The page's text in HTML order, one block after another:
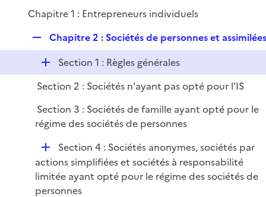
i
e
r
p
r
Chapitre 1 : Entrepreneurs individuels
e
p
l
i
e
r
Chapitre 2 : Sociétés de personnes et
D
é
p
l
i
Section 1 : Règles générales
Section 2 : Sociétés n'ayant pas opté pour l'IS
Section 3 : Sociétés de famille ayant opté pour le
régime des sociétés de personnes
D
é
p
l
Section 4 : Sociétés anonymes, sociétés par
actions simplifiées et sociétés à responsabilité
limitée ayant opté pour le régime des sociétés de
personnes